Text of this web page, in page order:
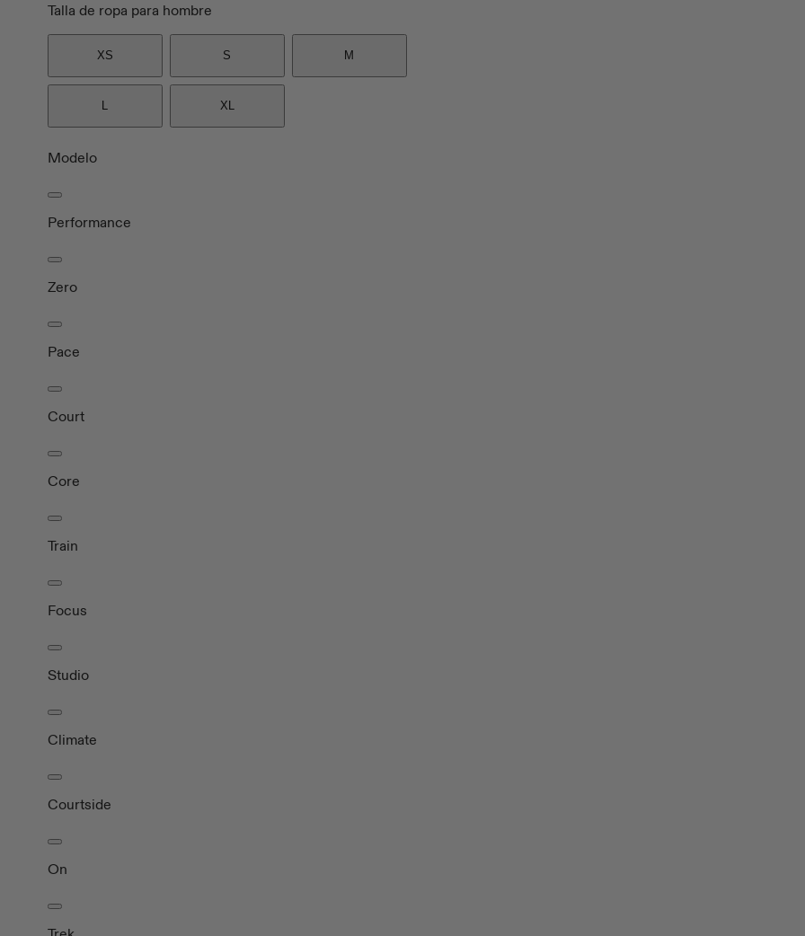
Talla de ropa para hombre
XS S M
L XL
Modelo
Performance
Zero
Pace
Court
Core
Train
Focus
Studio
Climate
Courtside
On